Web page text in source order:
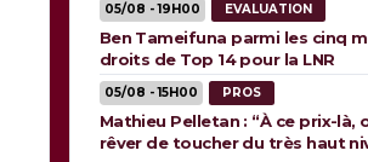
05/08 - 19H00 EVALUATION
Ben Tameifuna parmi les cinq
droits de Top 14 pour la LNR
05/08 - 15H00 PROS
Mathieu Pelletan : “À ce prix-là,
rêver de toucher du très haut